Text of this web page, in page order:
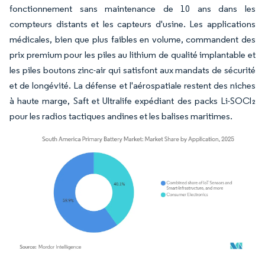
fonctionnement sans maintenance de 10 ans dans les
compteurs distants et les capteurs d'usine. Les applications
médicales, bien que plus faibles en volume, commandent des
prix premium pour les piles au lithium de qualité implantable et
les piles boutons zinc-air qui satisfont aux mandats de sécurité
et de longévité. La défense et l'aérospatiale restent des niches
à haute marge, Saft et Ultralife expédiant des packs Li-SOCl₂
pour les radios tactiques andines et les balises maritimes.